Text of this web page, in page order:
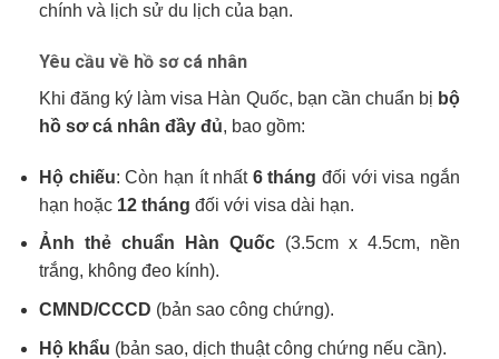
chính và lịch sử du lịch của bạn.
Yêu cầu về hồ sơ cá nhân
Khi đăng ký làm visa Hàn Quốc, bạn cần chuẩn bị bộ
hồ sơ cá nhân đầy đủ, bao gồm:
Hộ chiếu: Còn hạn ít nhất 6 tháng đối với visa ngắn
hạn hoặc 12 tháng đối với visa dài hạn.
Ảnh thẻ chuẩn Hàn Quốc (3.5cm x 4.5cm, nền
trắng, không đeo kính).
CMND/CCCD (bản sao công chứng).
Hộ khẩu (bản sao, dịch thuật công chứng nếu cần).